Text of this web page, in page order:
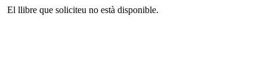
El llibre que soliciteu no està disponible.